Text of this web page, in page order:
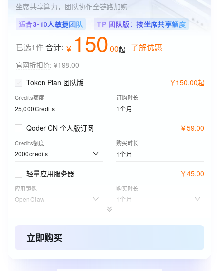
坐席共享算力，团队协作全链路加购
适合3-10人敏捷团队
TP 团队版：按坐席共享额度
已选1件合计: ￥ 150.00起 了解优惠
官网折扣价: ¥198.00
Token Plan 团队版
￥ 150.00起
Credits额度
25,000Credits
订购时长
1个月
Qoder CN 个人版订阅 ￥59.00
Credits额度
2000credits
购买时长
1个月
轻量应用服务器 ￥45.00
应用镜像
OpenClaw
购买时长
1个月
套餐规格
黄金款
立即购买